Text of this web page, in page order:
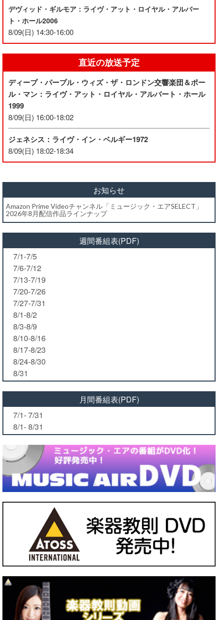
デヴィッド・ギルモア：ライヴ・アット・ロイヤル・アルバー
ト・ホール2006
8/09(日) 14:30-16:00
直近の放送予定
ディープ・パープル・ウィズ・ザ・ロンドン交響楽団＆ポー
ル・マン：ライヴ・アット・ロイヤル・アルバート・ホール
1999
8/09(日) 16:00-18:02
ジェネシス：ライヴ・イン・ベルギー1972
8/09(日) 18:02-18:34
お知らせ
Amazon Prime Videoチャンネル「ミュージック・エアSELECT」
2026年8月配信作品ラインナップ
週間番組表(PDF)
7/1-7/5
7/6-7/12
7/13-7/19
7/20-7/26
7/27-7/31
8/1-8/2
8/3-8/9
8/10-8/16
8/17-8/23
8/24-8/30
8/31
月間番組表(PDF)
7/1- 7/31
8/1- 8/31